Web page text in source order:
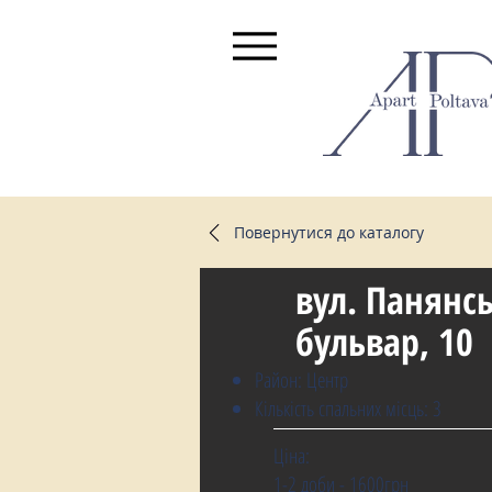
Повернутися до каталогу
вул.
бульвар, 10
Район: Центр
Кількість спальних місць: 3
Ціна:
1-2 доби - 1600грн